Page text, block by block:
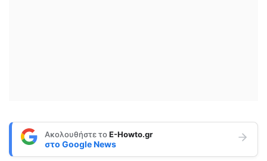
Ακολουθήστε τοE-Howto.gr
στο Google News